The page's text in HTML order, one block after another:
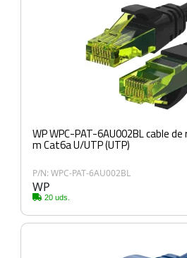
WP WPC-PAT-6AU002BL cable
m Cat6a U/UTP (UTP)
P/N: WPC-PAT-6AU002BL
WP
20 uds.